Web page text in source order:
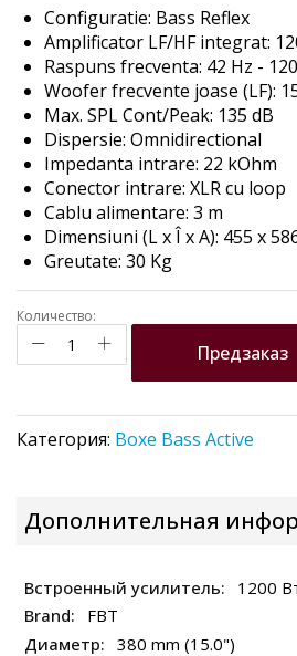
Configuratie: Bass Reflex
Amplificator LF/HF integrat:
Raspuns frecventa: 42 Hz -
Woofer frecvente joase (LF):
Max. SPL Cont/Peak: 135 dB
Dispersie: Omnidirectional
Impedanta intrare: 22 kOhm
Conector intrare: XLR cu loop
Cablu alimentare: 3 m
Dimensiuni (L x Î x A): 455 x
Greutate: 30 Kg
Количество:
Предзаказ
Категория: Boxe Bass Active
Дополнительная
1200
FBT
380 mm (15.0")